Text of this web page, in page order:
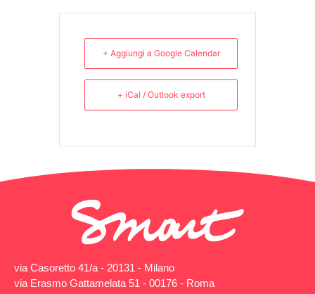
+ Aggiungi a Google Calendar
+ iCal / Outlook export
via Casoretto 41/a - 20131 - Milano
via Erasmo Gattamelata 51 - 00176 - Roma